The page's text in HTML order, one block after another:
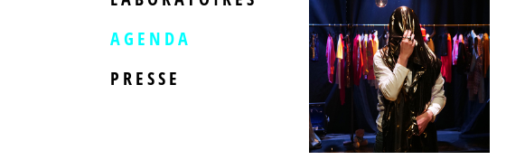
AGENDA
PRESSE